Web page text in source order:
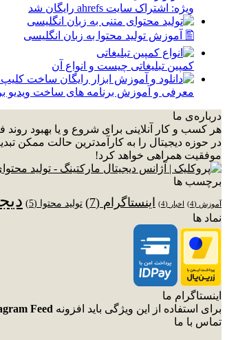
ویژه: اشتراک سایت ahrefs رایگان شد
🖺 آموزش تولید محتوا به زبان انگلیسی
کمپین تبلیغاتی چیست و انواع آن
معرفی و آموزش برنامه های ساخت ویدیو
درباره‌ی ما
هر کسب و کار آنلاینی برای شروع و یا بهبود
در حوزه دیجیتال را به کارآمدترین حالت ممکن
موفقیت همراهی خواهد کرد!
برچسب ها
آموزش (4) اخبار (4) اینستاگرام (7) تولید محتوا (5)
نماد ها
اینستاگرام ما
برای استفاده از این ویژگی باید افزونه Feed
تماس با ما